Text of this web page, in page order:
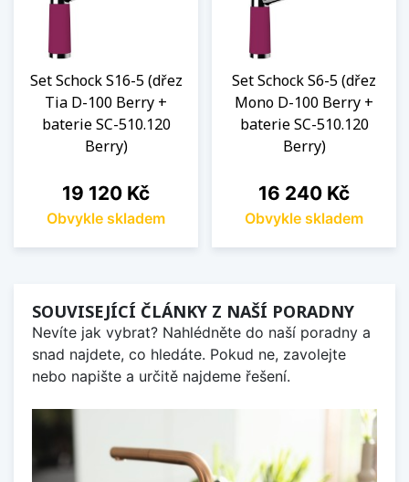
Set Schock S16-5 (dřez
Tia D-100 Berry +
baterie SC-510.120
Berry)
Cena
19 120 Kč
Obvykle skladem
Set Schock S6-5 (dřez
Mono D-100 Berry +
baterie SC-510.120
Berry)
Cena
16 240 Kč
Obvykle skladem
SOUVISEJÍCÍ ČLÁNKY Z NAŠÍ PORADNY
Nevíte jak vybrat? Nahlédněte do naší poradny a
snad najdete, co hledáte. Pokud ne, zavolejte
nebo napište a určitě najdeme řešení.